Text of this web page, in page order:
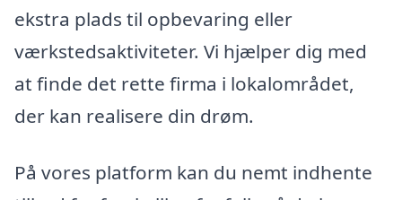
ekstra plads til opbevaring eller
værkstedsaktiviteter. Vi hjælper dig med
at finde det rette firma i lokalområdet,
der kan realisere din drøm.
På vores platform kan du nemt indhente